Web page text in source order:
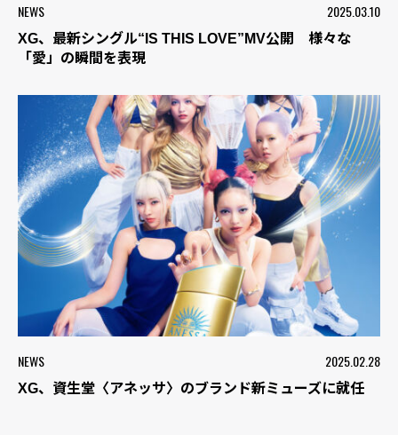
NEWS 2025.03.10
XG、最新シングル“IS THIS LOVE”MV公開 様々な
「愛」の瞬間を表現
NEWS 2025.02.28
XG、資生堂〈アネッサ〉のブランド新ミューズに就任